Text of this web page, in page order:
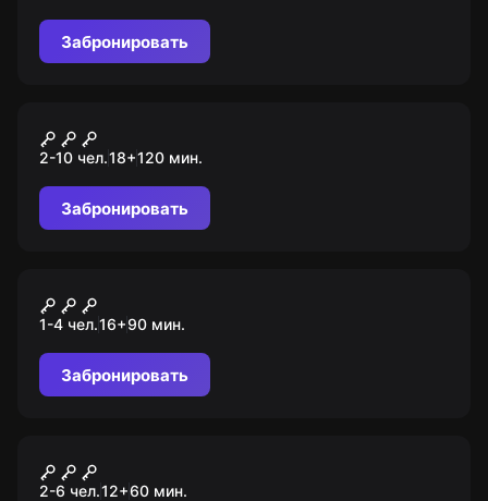
Забронировать
Wow Quiz
2-10 чел.18+120 мин.
Забронировать
Вакцина
1-4 чел.16+90 мин.
Забронировать
Неоконтакт
2-6 чел.12+60 мин.